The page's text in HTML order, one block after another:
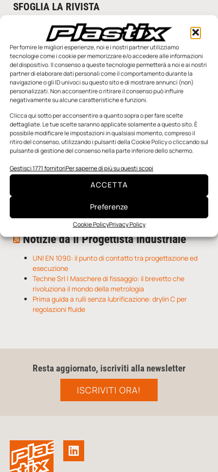
Per fornire le migliori esperienze, noi e i nostri partner utilizziamo
tecnologie come i cookie per memorizzare e/o accedere alle informazioni
del dispositivo. Il consenso a queste tecnologie permetterà a noi e ai nostri
partner di elaborare dati personali come il comportamento durante la
navigazione o gli ID univoci su questo sito e di mostrare annunci (non)
personalizzati. Non acconsentire o ritirare il consenso può influire
negativamente su alcune caratteristiche e funzioni.
Clicca qui sotto per acconsentire a quanto sopra o per fare scelte
dettagliate. Le tue scelte saranno applicate solamente a questo sito. È
possibile modificare le impostazioni in qualsiasi momento, compreso il
ritiro del consenso, utilizzando i pulsanti della Cookie Policy o cliccando sul
pulsante di gestione del consenso nella parte inferiore dello schermo.
Gestisci 1771 fornitoriPer saperne di più su questi scopi
ACCETTA
Preferenze
Cookie PolicyPrivacy Policy
SFOGLIA LA RIVISTA
n.5 - Giugno 2026 n.4 - Maggio 2026
Edicola Web
Notizie da Meccanicanews
I nanonastri di grafene come potenziali sensori per i
Una nuova mano robotica passa da una pinza all’altra
O-Ring, tecnica e applicazioni
Notizie da Il Progettista Industriale
UNI EN 1090: il punto di contatto tra progettazione ed
esecuzione
Techne Srl | Maschere di fissaggio: il brevetto che
rivoluziona il mondo della metrologia
Prima guida a rulli senza lubrificazione: drylin C per
regolazioni fluide
Resta aggiornato, iscriviti alla newsletter
ISCRIVITI ORA!